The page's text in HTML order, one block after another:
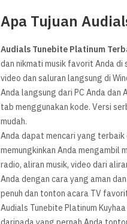
Apa Tujuan
Audials Tunebite Platinum
dan nikmati musik favorit Anda
video dan saluran langsung di
Anda langsung dari PC Anda
tab menggunakan kode. Versi
mudah.
Anda dapat mencari yang
memungkinkan Anda
radio, aliran musik, video dari
Anda dengan cara yang aman
penuh dan tonton acara TV
Audials Tunebite Platinum